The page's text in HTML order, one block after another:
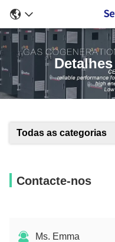
Todas as categorias
Contacte-nos
Ms. Emma